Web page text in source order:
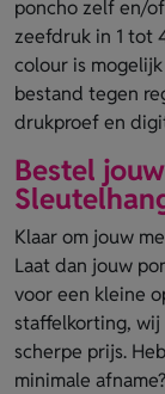
poncho zelf en/
zeefdruk in 1 tot
colour is
bestand tegen
drukproef en
Bestel
Klaar om jouw
Laat dan jouw
voor een kleine
staffelkorting,
scherpe prijs.
minimale